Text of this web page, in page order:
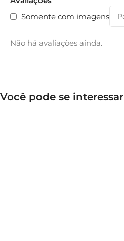
Somente com imagens
Não há avaliações ainda.
Você pode se interessar